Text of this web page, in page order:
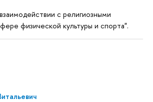
с религиозными
физической культуры и спорта".